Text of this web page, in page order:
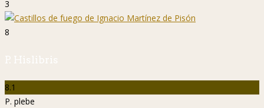
3
8
P. Hislibris
8.1
P. plebe